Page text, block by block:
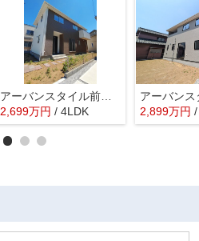
アーバンスタイル前橋市北代田町1期ー①
2,699万円 / 4LDK 2,899万円